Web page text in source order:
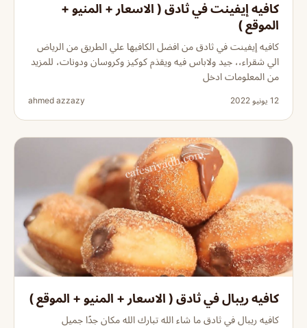
كافيه إيفينت في ثادق ( الاسعار + المنيو +
الموقع )
كافيه إيفينت في ثادق من افضل الكافيها علي الطريق من الرياض
الي شقراء،، جيد ولاباس فيه ويقذم كوكيز وكروسان ودونات، للمزيد
من المعلومات ادخل
12 يونيو 2022 ahmed azzazy
كافيه ريبال في ثادق ( الاسعار + المنيو + الموقع )
كافيه ريبال في ثادق ما شاء الله تبارك الله مكان جدًا جميل